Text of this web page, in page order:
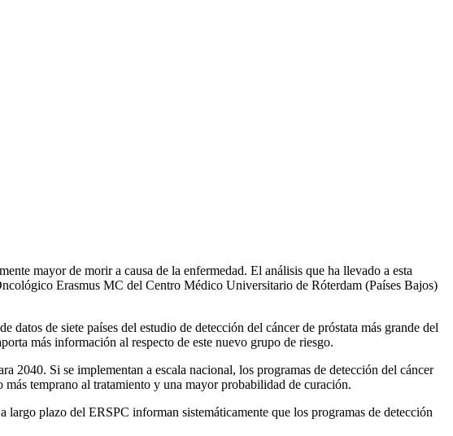
mayor de morir a causa de la enfermedad. El análisis que ha llevado a esta
Erasmus MC del Centro Médico Universitario de Róterdam (Países Bajos)
de siete países del estudio de detección del cáncer de próstata más grande del
más información al respecto de este nuevo grupo de riesgo.
2040. Si se implementan a escala nacional, los programas de detección del cáncer
temprano al tratamiento y una mayor probabilidad de curación.
plazo del ERSPC informan sistemáticamente que los programas de detección